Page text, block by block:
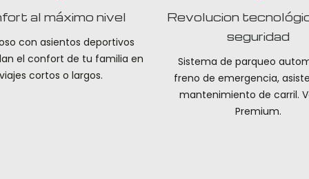
al máximo nivel
con asientos deportivos
el confort de tu familia en
viajes cortos o largos.
Revolucion
seguridad
Sistema de parqueo
freno de emergencia,
mantenimiento de carril.
Premium.